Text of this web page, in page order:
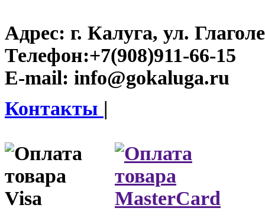
Адрес: г. Калуга, ул.
Телефон:+7(908)911-66-15
E-mail: info@gokaluga.ru
Контакты |